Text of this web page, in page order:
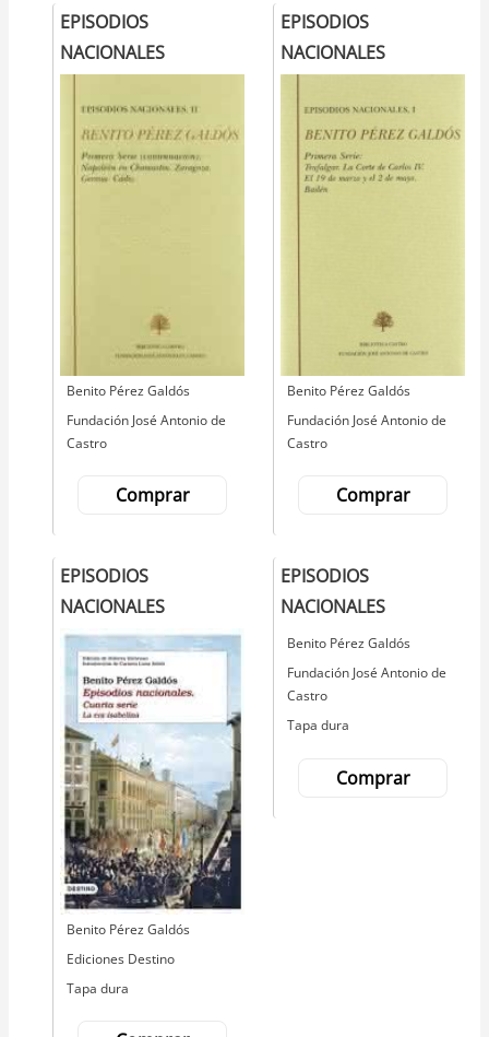
EPISODIOS
NACIONALES
Autor
Benito Pérez Galdós
Editorial
Fundación José Antonio de
Castro
Comprar
EPISODIOS
NACIONALES
Autor
Benito Pérez Galdós
Editorial
Fundación José Antonio de
Castro
Comprar
EPISODIOS
NACIONALES
Autor
Benito Pérez Galdós
Editorial
Ediciones Destino
Tapa dura
EPISODIOS
NACIONALES
Autor
Benito Pérez Galdós
Editorial
Fundación José Antonio de
Castro
Tapa dura
Comprar